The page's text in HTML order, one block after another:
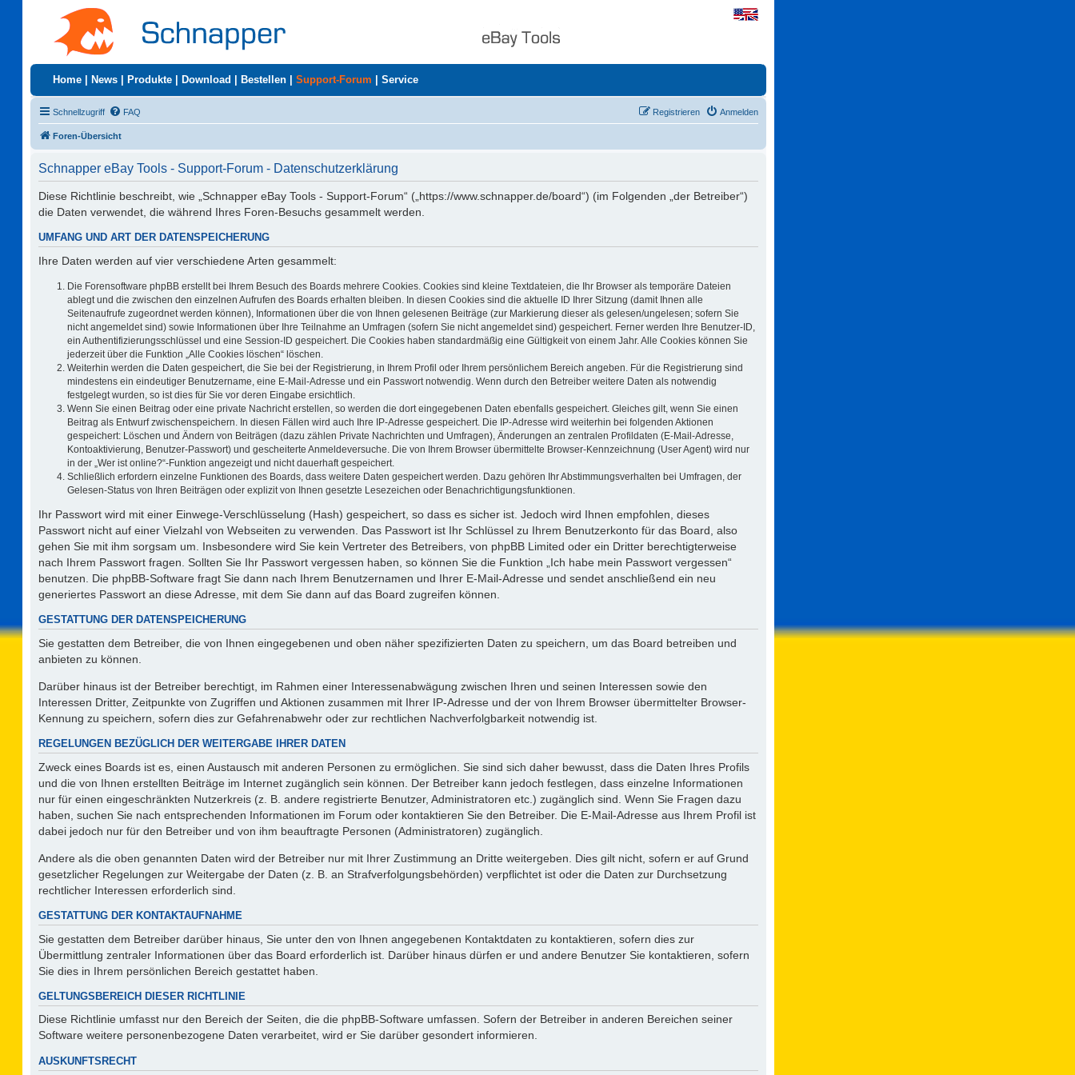
Home News Produkte Download Bestellen Support-Forum Service
Schnellzugriff FAQ Anmelden
Registrieren
Foren-Übersicht
Schnapper eBay Tools - Support-Forum - Datenschutzerklärung
Diese Richtlinie beschreibt, wie „Schnapper eBay Tools - Support-Forum“ („https://www.schnapper.de/board“) (im Folgenden „der Betreiber“)
die Daten verwendet, die während Ihres Foren-Besuchs gesammelt werden.
UMFANG UND ART DER DATENSPEICHERUNG
Ihre Daten werden auf vier verschiedene Arten gesammelt:
Die Forensoftware phpBB erstellt bei Ihrem Besuch des Boards mehrere Cookies. Cookies sind kleine Textdateien, die Ihr Browser als temporäre Dateien
ablegt und die zwischen den einzelnen Aufrufen des Boards erhalten bleiben. In diesen Cookies sind die aktuelle ID Ihrer Sitzung (damit Ihnen alle
Seitenaufrufe zugeordnet werden können), Informationen über die von Ihnen gelesenen Beiträge (zur Markierung dieser als gelesen/ungelesen; sofern Sie
nicht angemeldet sind) sowie Informationen über Ihre Teilnahme an Umfragen (sofern Sie nicht angemeldet sind) gespeichert. Ferner werden Ihre Benutzer-ID,
ein Authentifizierungsschlüssel und eine Session-ID gespeichert. Die Cookies haben standardmäßig eine Gültigkeit von einem Jahr. Alle Cookies können Sie
jederzeit über die Funktion „Alle Cookies löschen“ löschen.
Weiterhin werden die Daten gespeichert, die Sie bei der Registrierung, in Ihrem Profil oder Ihrem persönlichem Bereich angeben. Für die Registrierung sind
mindestens ein eindeutiger Benutzername, eine E-Mail-Adresse und ein Passwort notwendig. Wenn durch den Betreiber weitere Daten als notwendig
festgelegt wurden, so ist dies für Sie vor deren Eingabe ersichtlich.
Wenn Sie einen Beitrag oder eine private Nachricht erstellen, so werden die dort eingegebenen Daten ebenfalls gespeichert. Gleiches gilt, wenn Sie einen
Beitrag als Entwurf zwischenspeichern. In diesen Fällen wird auch Ihre IP-Adresse gespeichert. Die IP-Adresse wird weiterhin bei folgenden Aktionen
gespeichert: Löschen und Ändern von Beiträgen (dazu zählen Private Nachrichten und Umfragen), Änderungen an zentralen Profildaten (E-Mail-Adresse,
Kontoaktivierung, Benutzer-Passwort) und gescheiterte Anmeldeversuche. Die von Ihrem Browser übermittelte Browser-Kennzeichnung (User Agent) wird nur
in der „Wer ist online?“-Funktion angezeigt und nicht dauerhaft gespeichert.
Schließlich erfordern einzelne Funktionen des Boards, dass weitere Daten gespeichert werden. Dazu gehören Ihr Abstimmungsverhalten bei Umfragen, der
Gelesen-Status von Ihren Beiträgen oder explizit von Ihnen gesetzte Lesezeichen oder Benachrichtigungsfunktionen.
Ihr Passwort wird mit einer Einwege-Verschlüsselung (Hash) gespeichert, so dass es sicher ist. Jedoch wird Ihnen empfohlen, dieses
Passwort nicht auf einer Vielzahl von Webseiten zu verwenden. Das Passwort ist Ihr Schlüssel zu Ihrem Benutzerkonto für das Board, also
gehen Sie mit ihm sorgsam um. Insbesondere wird Sie kein Vertreter des Betreibers, von phpBB Limited oder ein Dritter berechtigterweise
nach Ihrem Passwort fragen. Sollten Sie Ihr Passwort vergessen haben, so können Sie die Funktion „Ich habe mein Passwort vergessen“
benutzen. Die phpBB-Software fragt Sie dann nach Ihrem Benutzernamen und Ihrer E-Mail-Adresse und sendet anschließend ein neu
generiertes Passwort an diese Adresse, mit dem Sie dann auf das Board zugreifen können.
GESTATTUNG DER DATENSPEICHERUNG
Sie gestatten dem Betreiber, die von Ihnen eingegebenen und oben näher spezifizierten Daten zu speichern, um das Board betreiben und
anbieten zu können.
Darüber hinaus ist der Betreiber berechtigt, im Rahmen einer Interessenabwägung zwischen Ihren und seinen Interessen sowie den
Interessen Dritter, Zeitpunkte von Zugriffen und Aktionen zusammen mit Ihrer IP-Adresse und der von Ihrem Browser übermittelter Browser-
Kennung zu speichern, sofern dies zur Gefahrenabwehr oder zur rechtlichen Nachverfolgbarkeit notwendig ist.
REGELUNGEN BEZÜGLICH DER WEITERGABE IHRER DATEN
Zweck eines Boards ist es, einen Austausch mit anderen Personen zu ermöglichen. Sie sind sich daher bewusst, dass die Daten Ihres Profils
und die von Ihnen erstellten Beiträge im Internet zugänglich sein können. Der Betreiber kann jedoch festlegen, dass einzelne Informationen
nur für einen eingeschränkten Nutzerkreis (z. B. andere registrierte Benutzer, Administratoren etc.) zugänglich sind. Wenn Sie Fragen dazu
haben, suchen Sie nach entsprechenden Informationen im Forum oder kontaktieren Sie den Betreiber. Die E-Mail-Adresse aus Ihrem Profil ist
dabei jedoch nur für den Betreiber und von ihm beauftragte Personen (Administratoren) zugänglich.
Andere als die oben genannten Daten wird der Betreiber nur mit Ihrer Zustimmung an Dritte weitergeben. Dies gilt nicht, sofern er auf Grund
gesetzlicher Regelungen zur Weitergabe der Daten (z. B. an Strafverfolgungsbehörden) verpflichtet ist oder die Daten zur Durchsetzung
rechtlicher Interessen erforderlich sind.
GESTATTUNG DER KONTAKTAUFNAHME
Sie gestatten dem Betreiber darüber hinaus, Sie unter den von Ihnen angegebenen Kontaktdaten zu kontaktieren, sofern dies zur
Übermittlung zentraler Informationen über das Board erforderlich ist. Darüber hinaus dürfen er und andere Benutzer Sie kontaktieren, sofern
Sie dies in Ihrem persönlichen Bereich gestattet haben.
GELTUNGSBEREICH DIESER RICHTLINIE
Diese Richtlinie umfasst nur den Bereich der Seiten, die die phpBB-Software umfassen. Sofern der Betreiber in anderen Bereichen seiner
Software weitere personenbezogene Daten verarbeitet, wird er Sie darüber gesondert informieren.
AUSKUNFTSRECHT